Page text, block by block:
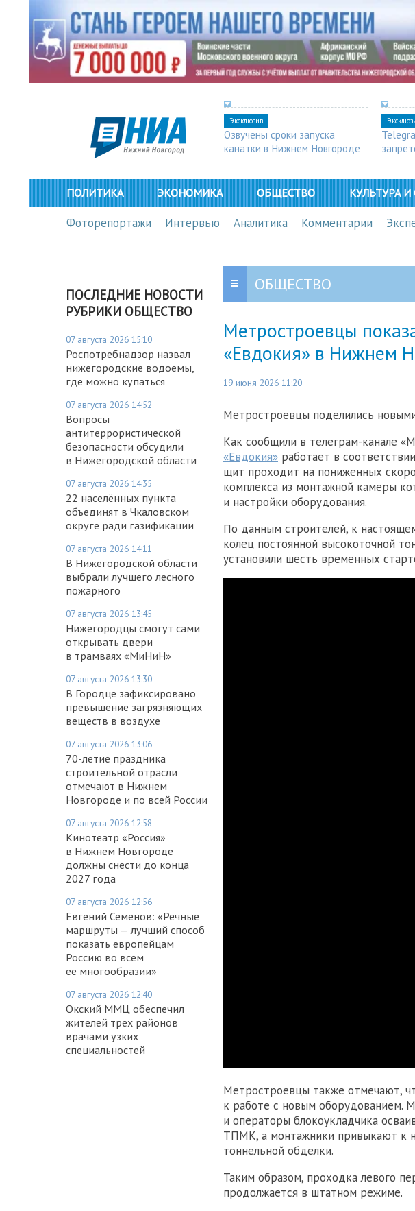
Эксклюзив
Озвучены сроки запуска
канатки в Нижнем Новгороде
ПОЛИТИКА ЭКОНОМИКА ОБЩЕСТВО КУЛЬТУРА
Фоторепортажи Интервью Аналитика Комментарии
ПОСЛЕДНИЕ НОВОСТИ
РУБРИКИ ОБЩЕСТВО
07 августа 2026 15:10
Роспотребнадзор назвал
нижегородские водоемы,
где можно купаться
07 августа 2026 14:52
Вопросы
антитеррористической
безопасности обсудили
в Нижегородской области
07 августа 2026 14:35
22 населённых пункта
объединят в Чкаловском
округе ради газификации
07 августа 2026 14:11
В Нижегородской области
выбрали лучшего лесного
пожарного
07 августа 2026 13:45
Нижегородцы смогут сами
открывать двери
в трамваях «МиНиН»
07 августа 2026 13:30
В Городце зафиксировано
превышение загрязняющих
веществ в воздухе
07 августа 2026 13:06
70-летие праздника
строительной отрасли
отмечают в Нижнем
Новгороде и по всей России
07 августа 2026 12:58
Кинотеатр «Россия»
в Нижнем Новгороде
должны снести до конца
2027 года
07 августа 2026 12:56
Евгений Семенов: «Речные
маршруты — лучший способ
показать европейцам
Россию во всем
ее многообразии»
07 августа 2026 12:40
Окский ММЦ обеспечил
жителей трех районов
врачами узких
специальностей
ОБЩЕСТВО
Метростроевцы
«Евдокия» в Нижнем
19 июня 2026 11:20
Метростроевцы поделились
Как сообщили в телеграм-канале
«Евдокия» работает в
щит проходит на пониженных
комплекса из монтажной камеры
и настройки оборудования.
По данным строителей, к
колец постоянной высокоточной
установили шесть временных
Метростроевцы также отмечают,
к работе с новым оборудованием.
и операторы блокоукладчика
ТПМК, а монтажники привыкают к
тоннельной обделки.
Таким образом, проходка левого
продолжается в штатном режиме.